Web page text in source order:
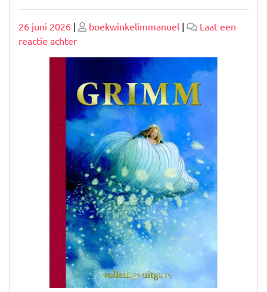
Geplaatst
op
26 juni 2026 | Geplaatst
boekwinkelimmanuel |
Laat een
reactie achterop
Het
Perfecte
Leesboek
voor
Meisjes
van
7
Jaar:
Ontdek
Avonturen
en
Magie!